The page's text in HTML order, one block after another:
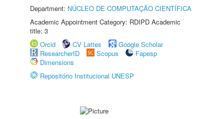
Department: NÚCLEO DE COMPUTAÇÃO CIENTÍFICA
Academic Appointment Category: RDIPD Academic
title: 3
Orcid
CV Lattes
Google Scholar
ResearcherID
Scopus
Fapesp
Dimensions
Repositório Institucional UNESP